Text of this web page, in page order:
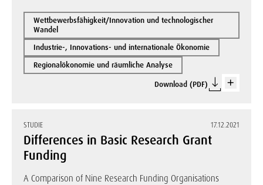
Wettbewerbsfähigkeit/Innovation und technologischer
Wandel
Industrie-, Innovations- und internationale Ökonomie
Regionalökonomie und räumliche Analyse
Download (PDF)
STUDIE 17.12.2021
Differences in Basic Research Grant
Funding
A Comparison of Nine Research Funding Organisations